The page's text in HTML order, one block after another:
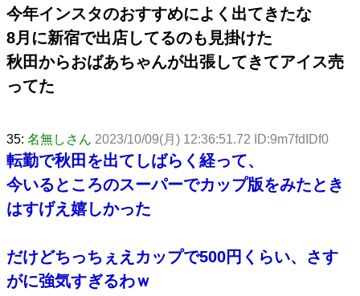
今年インスタのおすすめによく出てきたな
8月に新宿で出店してるのも見掛けた
秋田からおばあちゃんが出張してきてアイス売
ってた
35: 名無しさん 2023/10/09(月) 12:36:51.72 ID:9m7fdIDf0
転勤で秋田を出てしばらく経って、
今いるところのスーパーでカップ版をみたとき
はすげえ嬉しかった
だけどちっちぇえカップで500円くらい、さす
がに強気すぎるわｗ